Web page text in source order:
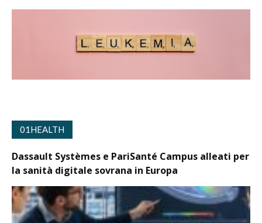
01HEALTH
Dassault Systèmes e PariSanté Campus alleati per
la sanità digitale sovrana in Europa